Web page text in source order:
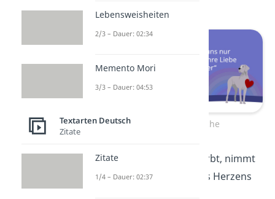
Hundesprüche
„Wenn ein Hund stirbt, nimmt
er ein Stück unseres Herzens
Lebensweisheiten
2/3 – Dauer: 02:34
Memento Mori
3/3 – Dauer: 04:53
Textarten Deutsch
Zitate
Zitate
1/4 – Dauer: 02:37